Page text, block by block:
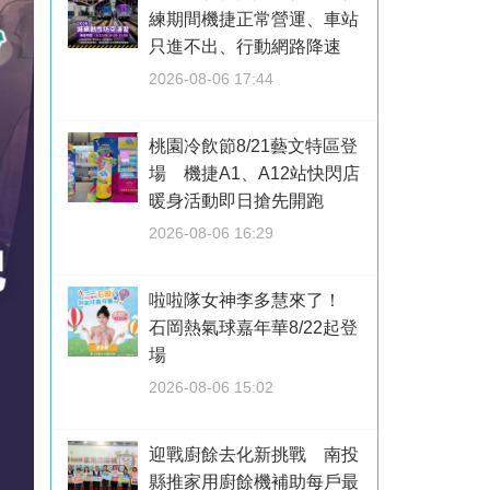
練期間機捷正常營運、車站
只進不出、行動網路降速
2026-08-06 17:44
桃園冷飲節8/21藝文特區登
場 機捷A1、A12站快閃店
暖身活動即日搶先開跑
2026-08-06 16:29
啦啦隊女神李多慧來了！
石岡熱氣球嘉年華8/22起登
場
2026-08-06 15:02
迎戰廚餘去化新挑戰 南投
縣推家用廚餘機補助每戶最